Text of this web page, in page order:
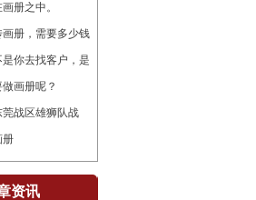
册之中。
册，需要多少钱
你去找客户，是
画册呢？
莞战区雄狮队战
册
资讯